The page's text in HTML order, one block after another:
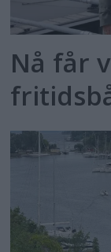
Nå får